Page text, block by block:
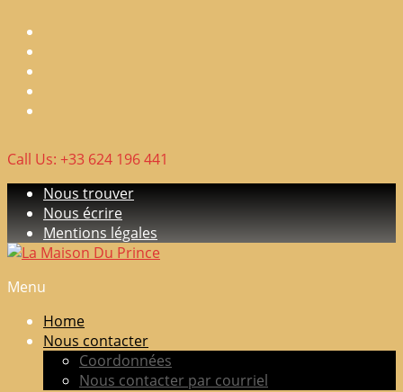
content
Call Us: +33 624 196 441
Nous trouver
Nous écrire
Mentions légales
La
Maison
Du
Prince
Menu
Home
Nous contacter
Coordonnées
Nous contacter par courriel